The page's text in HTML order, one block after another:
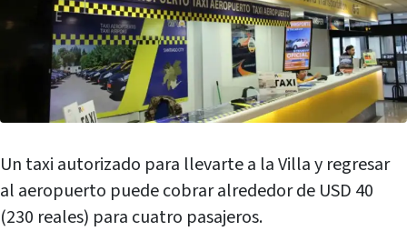
Un taxi autorizado para llevarte a la Villa y regresar
al aeropuerto puede cobrar alrededor de USD 40
(230 reales) para cuatro pasajeros.